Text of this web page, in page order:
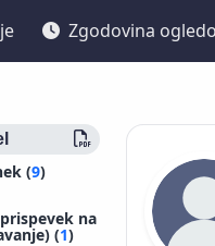
Zgodovina
(9)
na
(1)